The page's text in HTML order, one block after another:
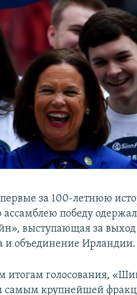
за 100-летнюю
победу
выступающая за выход
и объединение Ирландии.
итогам голосования,
самым крупнейшей